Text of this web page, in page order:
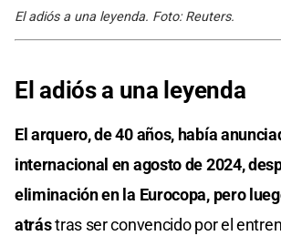
El adiós a una leyenda. Foto: Reuters.
El adiós a una leyenda
El arquero, de 40 años, había
internacional en agosto de 2024,
eliminación en la Eurocopa, pero
atrástras ser convencido por el